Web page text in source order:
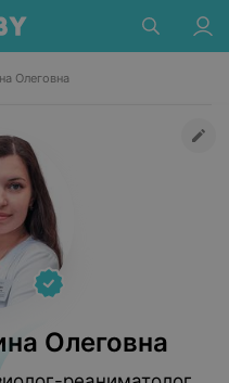
Олеговна
Олеговна